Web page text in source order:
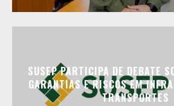
SUSEP PARTICIPA DE DEBATE
GARANTIAS E RISCOS EM
TRANSPORTES